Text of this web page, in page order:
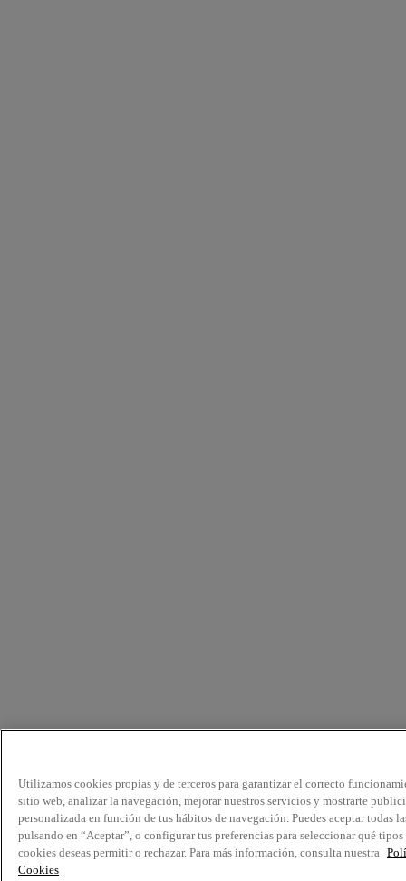
Utilizamos cookies propias y de terceros para garantizar el correcto
sitio web, analizar la navegación, mejorar nuestros servicios y mostrarte
personalizada en función de tus hábitos de navegación. Puedes aceptar todas
pulsando en “Aceptar”, o configurar tus preferencias para seleccionar qué tipos
cookies deseas permitir o rechazar. Para más información, consulta nuestra
Cookies